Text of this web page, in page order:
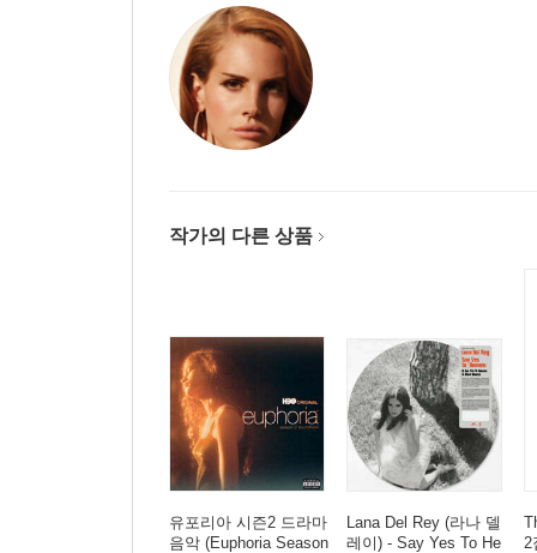
작가의 다른 상품
유포리아 시즌2 드라마
음악 (Euphoria Season
Lana Del Rey (라나 델
레이) - Say Yes To He
2